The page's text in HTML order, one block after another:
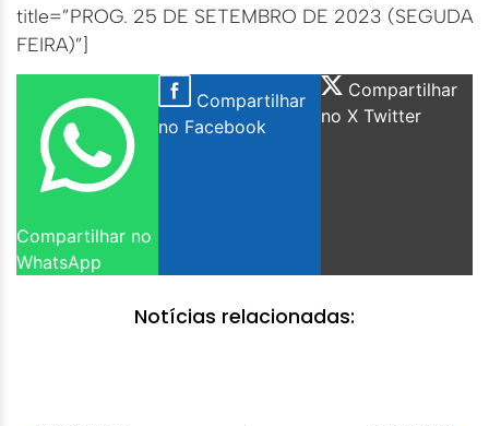
title=”PROG. 25 DE SETEMBRO DE 2023 (SEGUDA
FEIRA)”]
Compartilhar no
WhatsApp
Compartilhar
no Facebook
Compartilhar
no X Twitter
Notícias relacionadas: